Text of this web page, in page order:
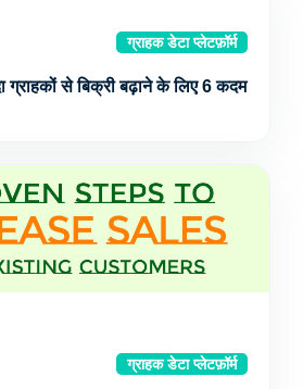
ग्राहक डेटा प्लेटफ़ॉर्म
ग्राहकों से बिक्री बढ़ाने के लिए 6 कदम
ग्राहक डेटा प्लेटफ़ॉर्म